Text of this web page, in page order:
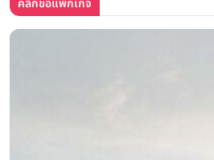
คลิกขอแพ็กเกจ